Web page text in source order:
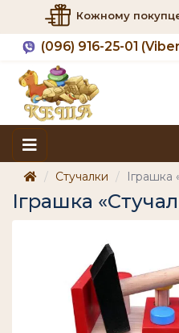
Кожному
(096) 916-25-01
Стучалки Іграшка
Іграшка